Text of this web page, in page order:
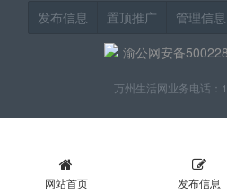
发布信息 置顶推广 管理信息
渝公网安备
万州生活网业务电话：
网站首页 发布信息